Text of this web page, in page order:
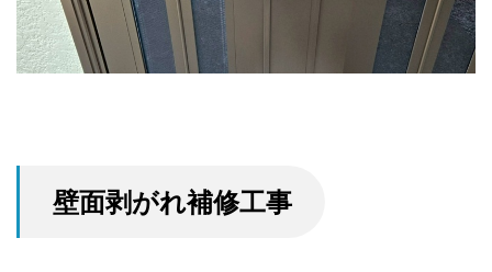
壁面剥がれ補修工事